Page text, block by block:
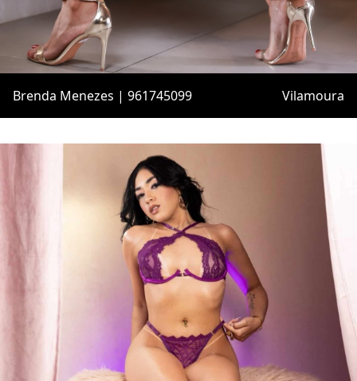
Brenda Menezes | 961745099 Vilamoura